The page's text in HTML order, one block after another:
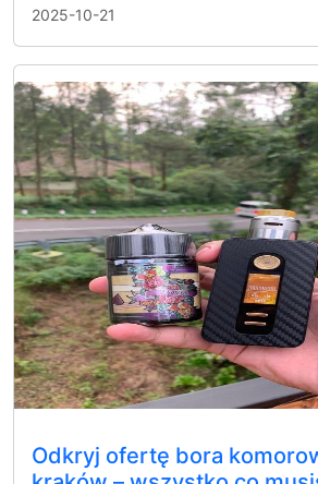
2025-10-21
Odkryj ofertę bora